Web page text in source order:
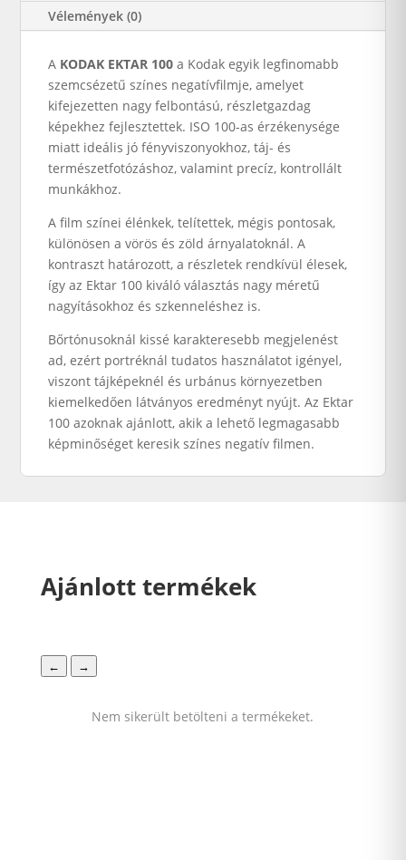
Vélemények (0)
A KODAK EKTAR 100 a Kodak egyik legfinomabb
szemcsézetű színes negatívfilmje, amelyet
kifejezetten nagy felbontású, részletgazdag
képekhez fejlesztettek. ISO 100-as érzékenysége
miatt ideális jó fényviszonyokhoz, táj- és
természetfotózáshoz, valamint precíz, kontrollált
munkákhoz.
A film színei élénkek, telítettek, mégis pontosak,
különösen a vörös és zöld árnyalatoknál. A
kontraszt határozott, a részletek rendkívül élesek,
így az Ektar 100 kiváló választás nagy méretű
nagyításokhoz és szkenneléshez is.
Bőrtónusoknál kissé karakteresebb megjelenést
ad, ezért portréknál tudatos használatot igényel,
viszont tájképeknél és urbánus környezetben
kiemelkedően látványos eredményt nyújt. Az Ektar
100 azoknak ajánlott, akik a lehető legmagasabb
képminőséget keresik színes negatív filmen.
Ajánlott termékek
← →
Nem sikerült betölteni a termékeket.